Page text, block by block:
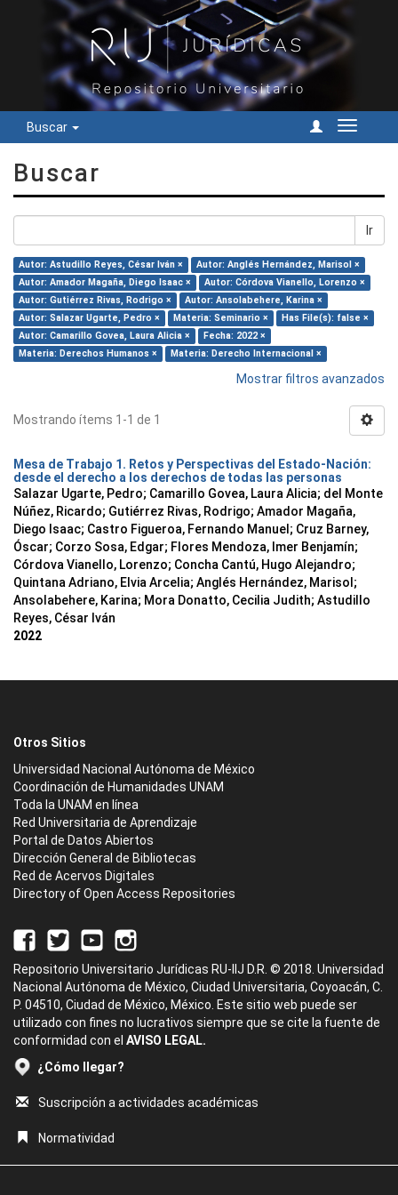
Buscar
Cambiar
Buscar
Ir
Autor: Astudillo Reyes, César Iván ×
Autor: Anglés Hernández, Marisol ×
Autor: Amador Magaña, Diego Isaac ×
Autor: Córdova Vianello, Lorenzo ×
Autor: Gutiérrez Rivas, Rodrigo ×
Autor: Ansolabehere, Karina ×
Autor: Salazar Ugarte, Pedro ×
Materia: Seminario ×
Has File(s): false ×
Autor: Camarillo Govea, Laura Alicia ×
Fecha: 2022 ×
Materia: Derechos Humanos ×
Materia: Derecho Internacional ×
Mostrar filtros avanzados
Mostrando ítems 1-1 de 1
Mesa de Trabajo 1. Retos y Perspectivas del Estado-Nación:
desde el derecho a los derechos de todas las personas
Salazar Ugarte, Pedro; Camarillo Govea, Laura Alicia; del Monte
Núñez, Ricardo; Gutiérrez Rivas, Rodrigo; Amador Magaña,
Diego Isaac; Castro Figueroa, Fernando Manuel ; Cruz Barney,
Óscar; Corzo Sosa, Edgar; Flores Mendoza, Imer Benjamín;
Córdova Vianello, Lorenzo; Concha Cantú, Hugo Alejandro;
Quintana Adriano, Elvia Arcelia; Anglés Hernández, Marisol ;
Ansolabehere, Karina; Mora Donatto, Cecilia Judith; Astudillo
Reyes, César Iván
2022
Otros Sitios
Universidad Nacional Autónoma de México
Coordinación de Humanidades UNAM
Toda la UNAM en línea
Red Universitaria de Aprendizaje
Portal de Datos Abiertos
Dirección General de Bibliotecas
Red de Acervos Digitales
Directory of Open Access Repositories
Repositorio Universitario Jurídicas RU-IIJ D.R. © 2018. Universidad
Nacional Autónoma de México, Ciudad Universitaria, Coyoacán, C.
P. 04510, Ciudad de México, México. Este sitio web puede ser
utilizado con fines no lucrativos siempre que se cite la fuente de
conformidad con el AVISO LEGAL.
¿Cómo llegar?
Suscripción a actividades académicas
Normatividad